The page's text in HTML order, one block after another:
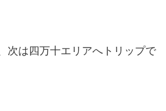
は
次は四万十エリアへトリップで